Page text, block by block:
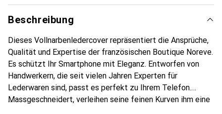
Beschreibung
Dieses Vollnarbenledercover repräsentiert die Ansprüche,
Qualität und Expertise der französischen Boutique Noreve.
Es schützt Ihr Smartphone mit Eleganz. Entworfen von
Handwerkern, die seit vielen Jahren Experten für
Lederwaren sind, passt es perfekt zu Ihrem Telefon.
Massgeschneidert, verleihen seine feinen Kurven ihm eine